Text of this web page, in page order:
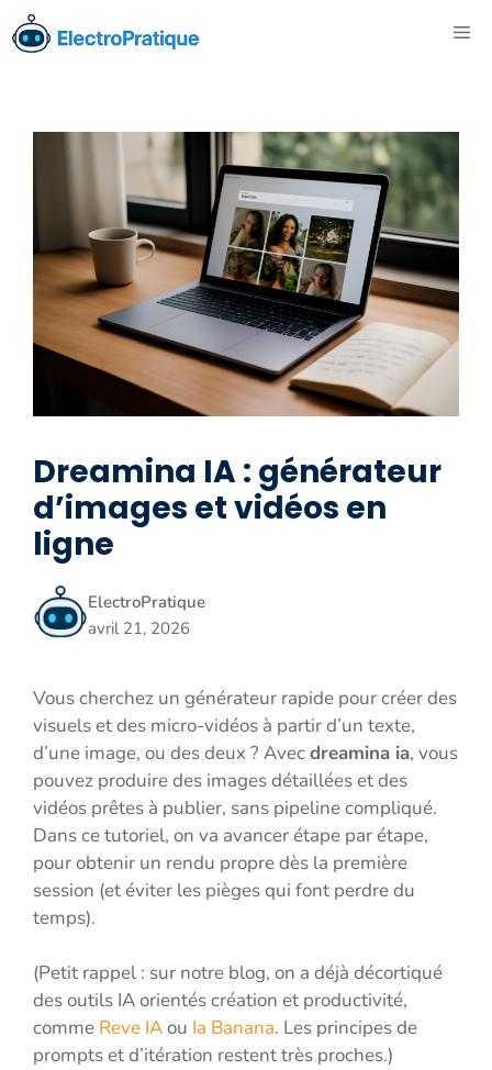
Aller
au
Dreamina IA : générateur
d’images et vidéos en
ligne
ElectroPratique
avril 21, 2026
Vous cherchez un générateur rapide pour créer des
visuels et des micro-vidéos à partir d’un texte,
d’une image, ou des deux ? Avecdreamina ia, vous
pouvez produire des images détaillées et des
vidéos prêtes à publier, sans pipeline compliqué.
Dans ce tutoriel, on va avancer étape par étape,
pour obtenir un rendu propre dès la première
session (et éviter les pièges qui font perdre du
temps).
(Petit rappel : sur notre blog, on a déjà décortiqué
des outils IA orientés création et productivité,
comme Reve IAou Ia Banana. Les principes de
prompts et d’itération restent très proches.)